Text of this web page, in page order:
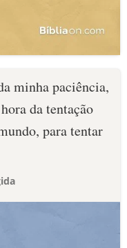
minha paciência,
da tentação
para tentar